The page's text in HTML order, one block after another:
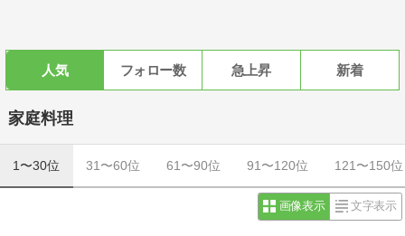
人気 フォロー数 急上昇 新着
家庭料理
1〜30位 31〜60位 61〜90位 91〜120位 121〜150位
画像表示 文字表示